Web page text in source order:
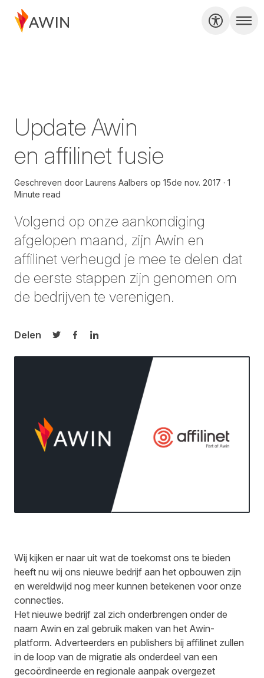
Update Awin
en affilinet fusie
Geschreven door Laurens Aalbers op 15de nov. 2017
1
Minute read
Volgend op onze aankondiging
afgelopen maand, zijn Awin en
affilinet verheugd je mee te delen dat
de eerste stappen zijn genomen om
de bedrijven te verenigen.
Delen
Delen op Twitter
Delen op Facebook
Delen op LinkedIn
Wij kijken er naar uit wat de toekomst ons te bieden
heeft nu wij ons nieuwe bedrijf aan het opbouwen zijn
en wereldwijd nog meer kunnen betekenen voor onze
connecties.
Het nieuwe bedrijf zal zich onderbrengen onder de
naam Awin en zal gebruik maken van het Awin-
platform. Adverteerders en publishers bij affilinet zullen
in de loop van de migratie als onderdeel van een
gecoördineerde en regionale aanpak overgezet